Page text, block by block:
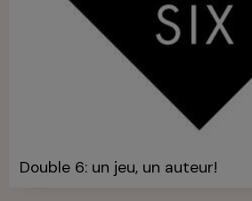
Double 6: un jeu, un auteur!